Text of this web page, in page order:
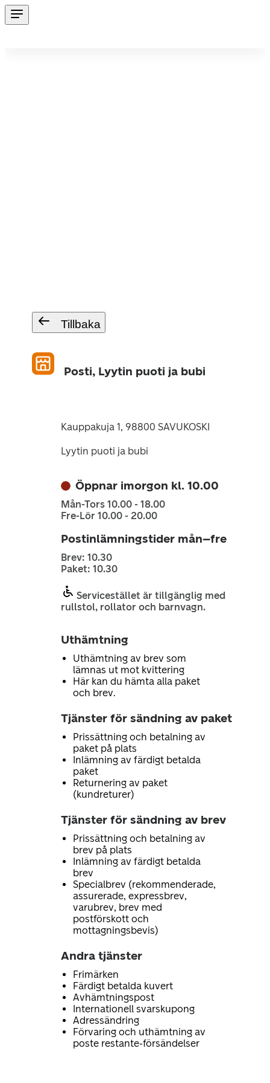
Tillbaka
Posti, Lyytin puoti ja bubi
Kauppakuja 1, 98800 SAVUKOSKI
Lyytin puoti ja bubi
Öppnar imorgon kl. 10.00
Mån-Tors 10.00 - 18.00
Fre-Lör 10.00 - 20.00
Postinlämningstider mån–fre
Brev: 10.30
Paket: 10.30
Servicestället är tillgänglig med
rullstol, rollator och barnvagn.
Uthämtning
Uthämtning av brev som
lämnas ut mot kvittering
Här kan du hämta alla paket
och brev.
Tjänster för sändning av paket
Prissättning och betalning av
paket på plats
Inlämning av färdigt betalda
paket
Returnering av paket
(kundreturer)
Tjänster för sändning av brev
Prissättning och betalning av
brev på plats
Inlämning av färdigt betalda
brev
Specialbrev (rekommenderade,
assurerade, expressbrev,
varubrev, brev med
postförskott och
mottagningsbevis)
Andra tjänster
Frimärken
Färdigt betalda kuvert
Avhämtningspost
Internationell svarskupong
Adressändring
Förvaring och uthämtning av
poste restante-försändelser